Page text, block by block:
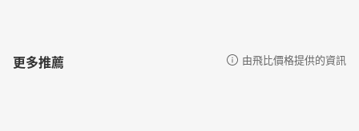
更多推薦 由飛比價格提供的資訊